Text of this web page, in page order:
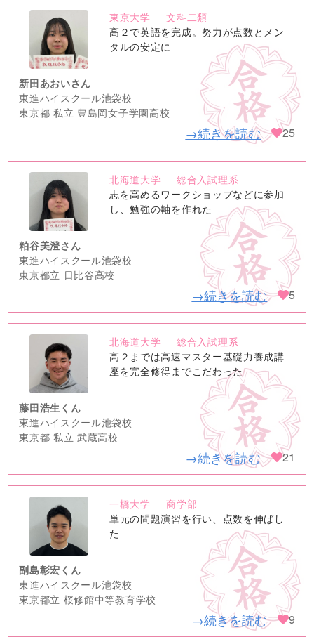
no
image
東京大学
文科二類
高２で英語を完成。努力が点数とメン
タルの安定に
新田あおいさん
東進ハイスクール池袋校
東京都 私立 豊島岡女子学園高校
→続きを読む 25
no
image
北海道大学
総合入試理系
志を高めるワークショップなどに参加
し、勉強の軸を作れた
粕谷美澄さん
東進ハイスクール池袋校
東京都立 日比谷高校
→続きを読む 5
no
image
北海道大学
総合入試理系
高２までは高速マスター基礎力養成講
座を完全修得までこだわった
藤田浩生くん
東進ハイスクール池袋校
東京都 私立 武蔵高校
→続きを読む 21
no
image
一橋大学
商学部
単元の問題演習を行い、点数を伸ばし
た
副島彰宏くん
東進ハイスクール池袋校
東京都立 桜修館中等教育学校
→続きを読む 9